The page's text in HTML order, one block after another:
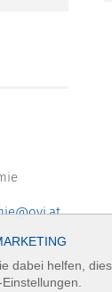
dabei helfen,